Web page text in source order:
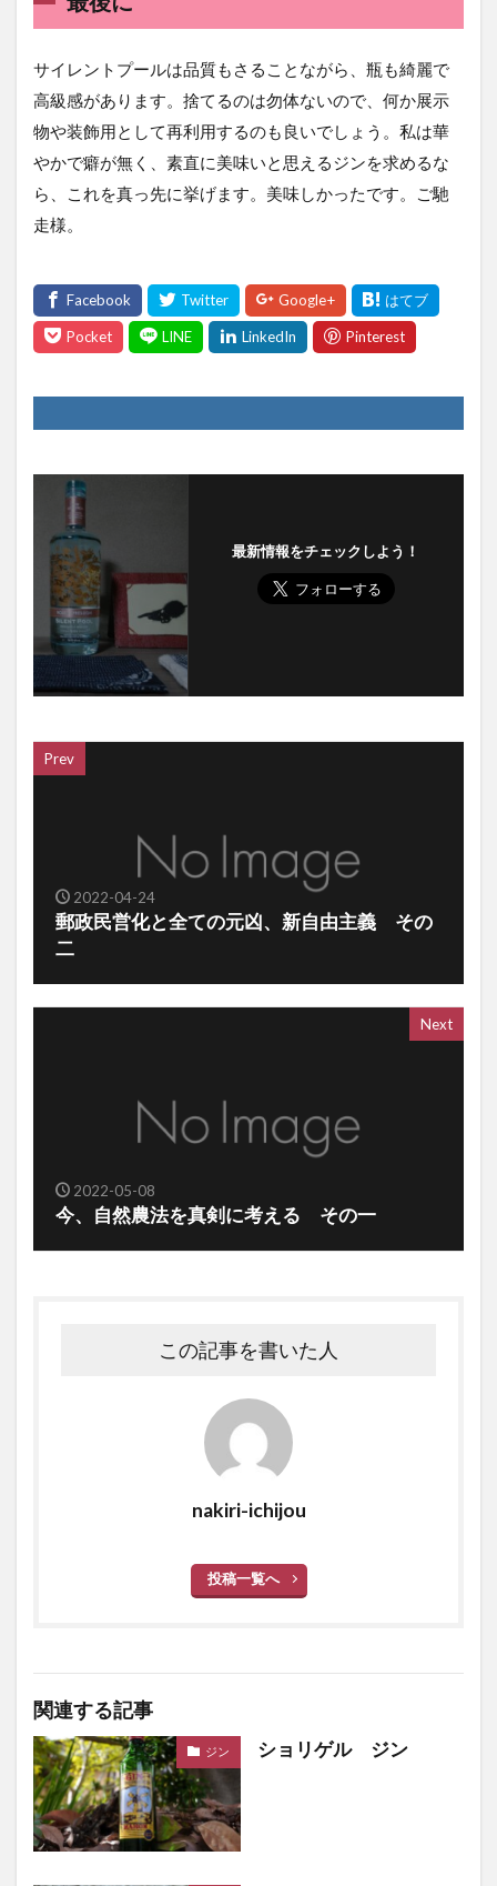
サイレントプールは品質もさることながら、瓶も綺麗で
高級感があります。捨てるのは勿体ないので、何か展示
物や装飾用として再利用するのも良いでしょう。私は華
やかで癖が無く、素直に美味いと思えるジンを求めるな
ら、これを真っ先に挙げます。美味しかったです。ご馳
走様。
最新情報をチェックしよう！
Prev
2022-04-24
郵政民営化と全ての元凶、新自由主義 その
二
Next
2022-05-08
今、自然農法を真剣に考える その一
この記事を書いた人
nakiri-ichijou
投稿一覧へ
関連する記事
ジン ショリゲル ジン